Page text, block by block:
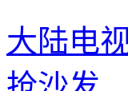
大陆电